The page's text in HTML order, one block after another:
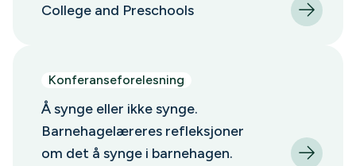
College and Preschools
Konferanseforelesning
Å synge eller ikke synge.
Barnehagelæreres refleksjoner
om det å synge i barnehagen.